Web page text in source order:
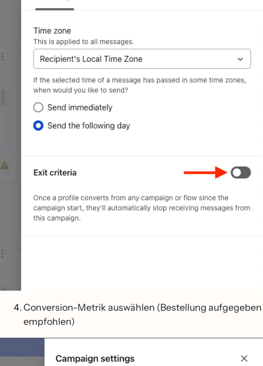
Conversion-Metrik auswählen (Bestellung aufgegeben
empfohlen)